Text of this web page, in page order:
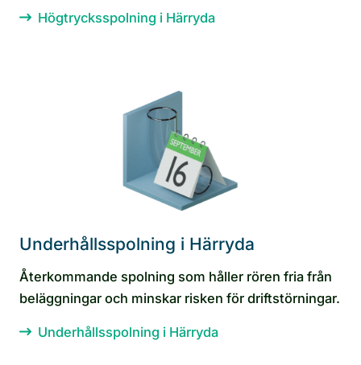
Högtrycksspolning i Härryda
Underhållsspolning i Härryda
Återkommande spolning som håller rören fria från
beläggningar och minskar risken för driftstörningar.
Underhållsspolning i Härryda